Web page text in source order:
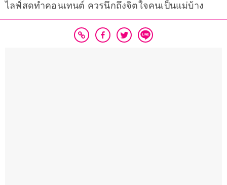
ไลฟ์สดทำคอนเทนต์ ควรนึกถึงจิตใจคนเป็นแม่บ้าง